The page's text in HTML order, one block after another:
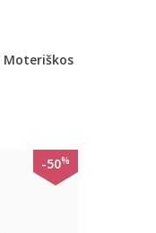
Moteriškos
-50%